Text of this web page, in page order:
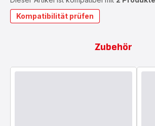
Kompatibilität prüfen
Zubehör